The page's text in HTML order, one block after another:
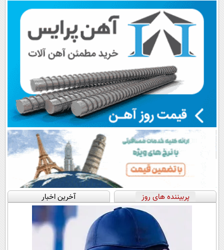
💳 📍 تهران
اقساطی😍
پرداخت قسطی
پربیننده های روز آخرین اخبار